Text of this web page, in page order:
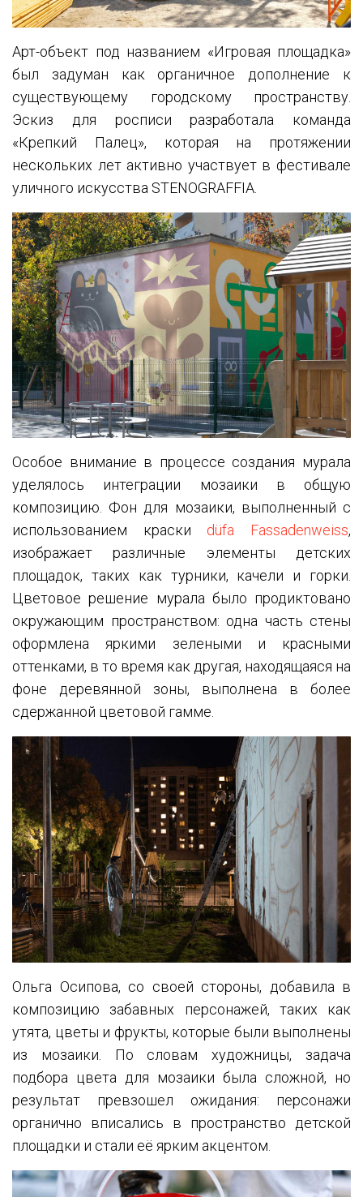
Арт-объект под названием «Игровая площадка»
был задуман как органичное дополнение к
существующему городскому пространству.
Эскиз для росписи разработала команда
«Крепкий Палец», которая на протяжении
нескольких лет активно участвует в фестивале
уличного искусства STENOGRAFFIA.
Особое внимание в процессе создания мурала
уделялось интеграции мозаики в общую
композицию. Фон для мозаики, выполненный с
использованием краски düfa Fassadenweiss,
изображает различные элементы детских
площадок, таких как турники, качели и горки.
Цветовое решение мурала было продиктовано
окружающим пространством: одна часть стены
оформлена яркими зелеными и красными
оттенками, в то время как другая, находящаяся на
фоне деревянной зоны, выполнена в более
сдержанной цветовой гамме.
Ольга Осипова, со своей стороны, добавила в
композицию забавных персонажей, таких как
утята, цветы и фрукты, которые были выполнены
из мозаики. По словам художницы, задача
подбора цвета для мозаики была сложной, но
результат превзошел ожидания: персонажи
органично вписались в пространство детской
площадки и стали её ярким акцентом.